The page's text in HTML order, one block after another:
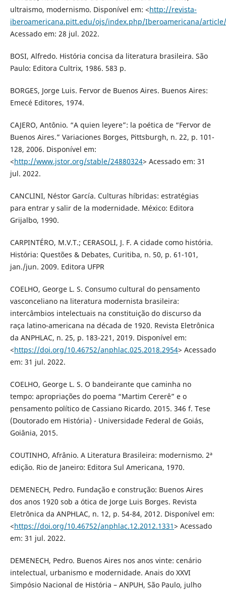
ultraismo, modernismo. Disponível em: <http://revista-
iberoamericana.pitt.edu/ojs/index.php/Iberoamericana/
Acessado em: 28 jul. 2022.
BOSI, Alfredo. História concisa da literatura brasileira. São
Paulo: Editora Cultrix, 1986. 583 p.
BORGES, Jorge Luis. Fervor de Buenos Aires. Buenos Aires:
Emecé Editores, 1974.
CAJERO, Antônio. “A quien leyere”: la poética de “Fervor de
Buenos Aires.” Variaciones Borges, Pittsburgh, n. 22, p. 101-
128, 2006. Disponível em:
<http://www.jstor.org/stable/24880324> Acessado em: 31
jul. 2022.
CANCLINI, Néstor García. Culturas híbridas: estratégias
para entrar y salir de la modernidade. México: Editora
Grijalbo, 1990.
CARPINTÉRO, M.V.T.; CERASOLI, J. F. A cidade como história.
História: Questões & Debates, Curitiba, n. 50, p. 61-101,
jan./jun. 2009. Editora UFPR
COELHO, George L. S. Consumo cultural do pensamento
vasconceliano na literatura modernista brasileira:
intercâmbios intelectuais na constituição do discurso da
raça latino-americana na década de 1920. Revista Eletrônica
da ANPHLAC, n. 25, p. 183-221, 2019. Disponível em:
<https://doi.org/10.46752/anphlac.025.2018.2954> Acessado
em: 31 jul. 2022.
COELHO, George L. S. O bandeirante que caminha no
tempo: apropriações do poema “Martim Cererê” e o
pensamento político de Cassiano Ricardo. 2015. 346 f. Tese
(Doutorado em História) - Universidade Federal de Goiás,
Goiânia, 2015.
COUTINHO, Afrânio. A Literatura Brasileira: modernismo. 2ª
edição. Rio de Janeiro: Editora Sul Americana, 1970.
DEMENECH, Pedro. Fundação e construção: Buenos Aires
dos anos 1920 sob a ótica de Jorge Luis Borges. Revista
Eletrônica da ANPHLAC, n. 12, p. 54-84, 2012. Disponível em:
<https://doi.org/10.46752/anphlac.12.2012.1331> Acessado
em: 31 jul. 2022.
DEMENECH, Pedro. Buenos Aires nos anos vinte: cenário
intelectual, urbanismo e modernidade. Anais do XXVI
Simpósio Nacional de História – ANPUH, São Paulo, julho